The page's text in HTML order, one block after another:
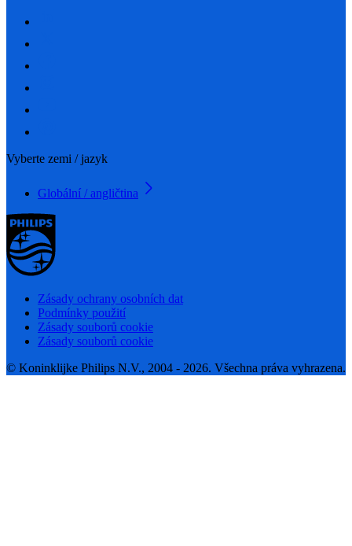
Vyberte zemi / jazyk
Globální / angličtina
Zásady ochrany osobních dat
Podmínky použití
Zásady souborů cookie
Zásady souborů cookie
© Koninklijke Philips N.V., 2004 - 2026. Všechna práva vyhrazena.